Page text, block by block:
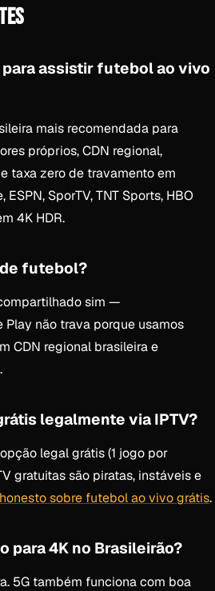
para assistir futebol ao vivo
mais recomendada para
próprios, CDN regional,
taxa zero de travamento em
SporTV, TNT Sports, HBO
4K HDR.
futebol?
sim —
Play não trava porque usamos
CDN regional brasileira e
legalmente via IPTV?
legal grátis (1 jogo por
gratuitas são piratas, instáveis e
sobre futebol ao vivo grátis.
para 4K no Brasileirão?
5G também funciona com boa